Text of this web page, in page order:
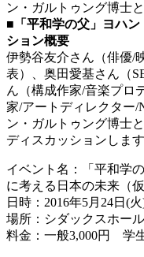
ン・ガルトゥング博士
■「平和学の父」ヨハ
ション概要
伊勢谷友介さん（俳優/
表）、奥田愛基さん（
ん（構成作家/音楽プロ
家/アートディレクター/
ン・ガルトゥング博士
ディスカッションします
イベント名：「平和学
に考える日本の未来（仮
日時：2016年5月24日(
場所：シダックスホー
料金：一般3,000円 学